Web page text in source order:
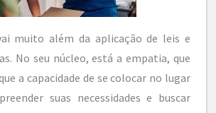
muito além da aplicação de leis e
No seu núcleo, está a empatia, que
a capacidade de se colocar no lugar
suas necessidades e buscar